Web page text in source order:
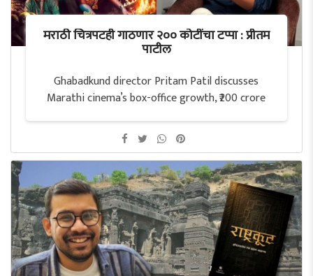
मराठी चित्रपटही गाठणार २०० कोटींचा टप्पा : प्रीतम
पाटील
Ghabadkund director Pritam Patil discusses
Marathi cinema’s box-office growth, ₹200 crore
superhero films.